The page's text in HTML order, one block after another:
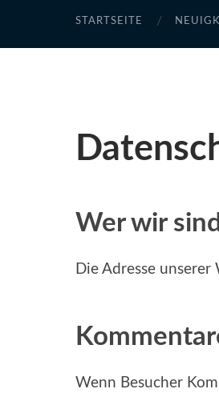
STARTSEITE
Wer wir sind
Die Adresse
Wenn Besucher